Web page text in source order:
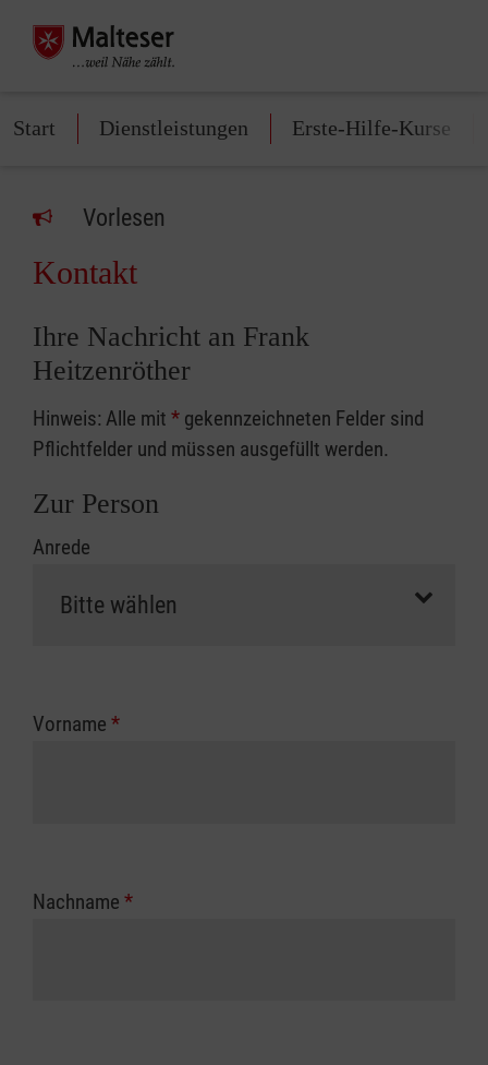
Start Dienstleistungen Erste-Hilfe-Kurse
Vorlesen
Kontakt
Ihre Nachricht an Frank
Heitzenröther
Hinweis: Alle mit * gekennzeichneten Felder sind
Pflichtfelder und müssen ausgefüllt werden.
Zur Person
Anrede
Vorname *
Nachname *